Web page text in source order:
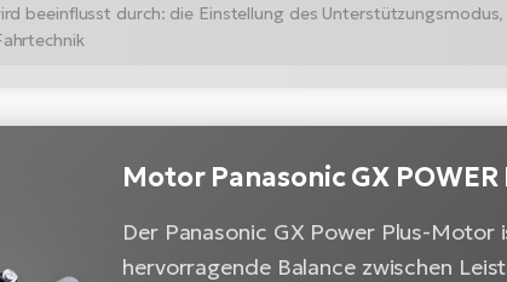
beeinflusst durch: die Einstellung des
Motor Panasonic GX POWER
Der Panasonic GX Power Plus-
hervorragende Balance zwischen